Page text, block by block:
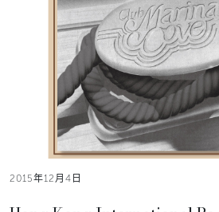
2015年12月4日